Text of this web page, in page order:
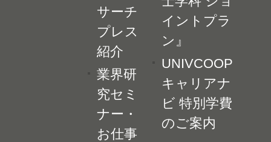
サーチ
プレス
紹介
業界研
究セミ
ナー・
お仕事
イントプラ
ン』
UNIVCOOP
キャリアナ
ビ 特別学費
のご案内